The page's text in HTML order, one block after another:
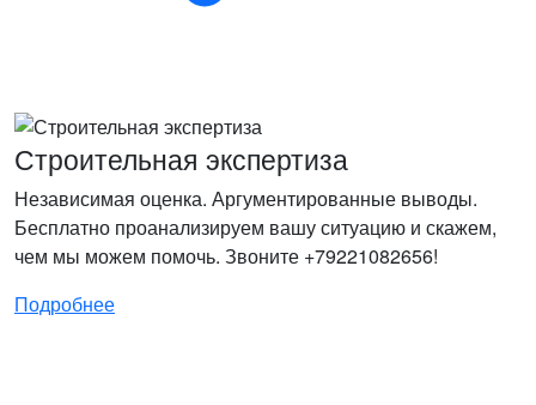
Строительная экспертиза
Независимая оценка. Аргументированные выводы.
Бесплатно проанализируем вашу ситуацию и скажем,
чем мы можем помочь. Звоните +79221082656!
Подробнее